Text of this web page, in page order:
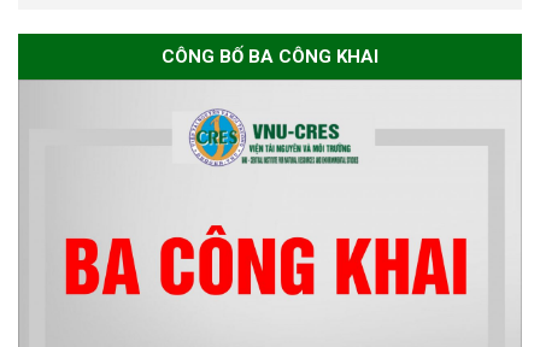
Thông báo chương trình học
bổng Nagao tại Việt Nam năm
ban chuyên môn đánh giá hồ
sơ chuyên môn cho các thí sinh
dự tuyển nghiên cứu sinh đợt 1
CÔNG BỐ BA CÔNG KHAI